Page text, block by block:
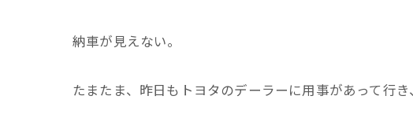
納車が見えない。
たまたま、昨日もトヨタのデーラーに用事があって行き、